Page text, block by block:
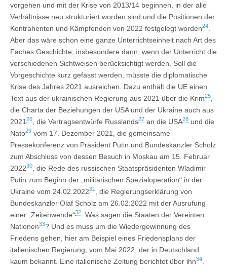
vorgehen und mit der Krise von 2013/14 beginnen, in der alle
Verhältnisse neu strukturiert worden sind und die Positionen der
Kontrahenten und Kämpfenden von 2022 festgelegt worden24
Aber das wäre schon eine ganze Unterrichtseinheit nach Art des
Faches Geschichte, insbesondere dann, wenn der Unterricht die
verschiedenen Sichtweisen berücksichtigt werden. Soll die
Vorgeschichte kurz gefasst werden, müsste die diplomatische
Krise des Jahres 2021 ausreichen. Dazu enthält die UE einen
Text aus der ukrainischen Regierung aus 2021 über die Krim25
die Charta der Beziehungen der USA und der Ukraine auch aus
2021 26 , die Vertragsentwürfe Russlands27 an die USA28 und die
Nato29 vom 17. Dezember 2021, die gemeinsame
Pressekonferenz von Präsident Putin und Bundeskanzler Scholz
zum Abschluss von dessen Besuch in Moskau am 15. Februar
202230
, die Rede des russischen Staatspräsidenten Wladimir
Putin zum Beginn der „militärischen Spezialoperation“ in der
Ukraine vom 24.02.202231
, die Regierungserklärung von
Bundeskanzler Olaf Scholz am 26.02.2022 mit der Ausrufung
einer „Zeitenwende“32
. Was sagen die Staaten der Vereinten
Nationen33? Und es muss um die Wiedergewinnung des
Friedens gehen, hier am Beispiel eines Friedensplans der
italienischen Regierung, vom Mai 2022, der in Deutschland
kaum bekannt. Eine italienische Zeitung berichtet über ihn34